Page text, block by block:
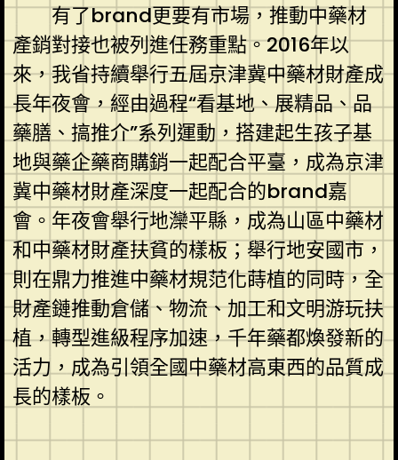
有了brand更要有市場，推動中藥材
產銷對接也被列進任務重點。2016年以
來，我省持續舉行五屆京津冀中藥材財產成
長年夜會，經由過程“看基地、展精品、品
藥膳、搞推介”系列運動，搭建起生孩子基
地與藥企藥商購銷一起配合平臺，成為京津
冀中藥材財產深度一起配合的brand嘉
會。年夜會舉行地灤平縣，成為山區中藥材
和中藥材財產扶貧的樣板；舉行地安國市，
則在鼎力推進中藥材規范化蒔植的同時，全
財產鏈推動倉儲、物流、加工和文明游玩扶
植，轉型進級程序加速，千年藥都煥發新的
活力，成為引領全國中藥材高東西的品質成
長的樣板。